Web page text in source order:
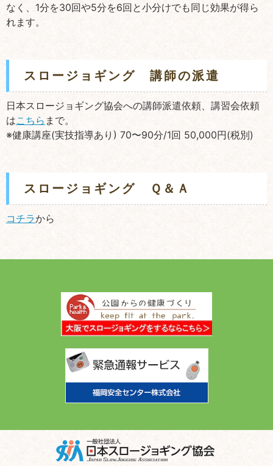
なく、1分を30回や5分を6回と小分けでも同じ効果が得ら
れます。
スロージョギング 講師の派遣
日本スロージョギング協会への講師派遣依頼、講習会依頼
はこちら まで。
※健康講座(実技指導あり) 70〜90分/1回 50,000円(税別)
スロージョギング Ｑ＆Ａ
コチラから